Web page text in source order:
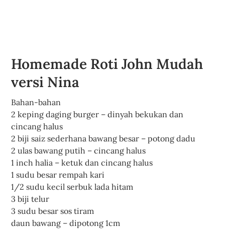
Homemade Roti John Mudah
versi Nina
Bahan-bahan
2 keping daging burger – dinyah bekukan dan
cincang halus
2 biji saiz sederhana bawang besar – potong dadu
2 ulas bawang putih – cincang halus
1 inch halia – ketuk dan cincang halus
1 sudu besar rempah kari
1/2 sudu kecil serbuk lada hitam
3 biji telur
3 sudu besar sos tiram
daun bawang – dipotong 1cm